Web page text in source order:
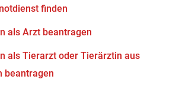
finden
als Arzt beantragen
als Tierarzt oder Tierärztin aus
beantragen